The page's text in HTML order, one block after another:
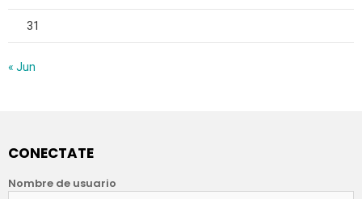
31
« Jun
CONECTATE
Nombre de usuario